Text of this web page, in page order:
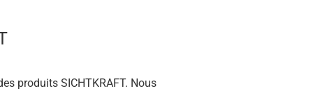
produits SICHTKRAFT. Nous